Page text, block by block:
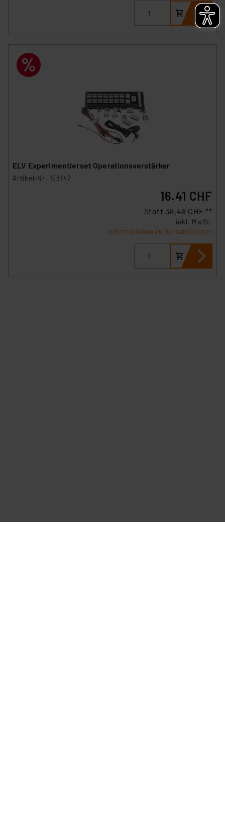
ELV Experimentierset Operationsverstärker
Artikel-Nr. 158147
16.41 CHF
Statt38.48 CHF **
inkl. MwSt.
Informationen zu Versandkosten